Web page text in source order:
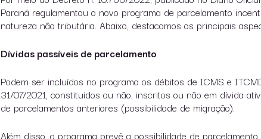
Paraná regulamentou o novo programa de parcelamento
natureza não tributária. Abaixo, destacamos os principais
Dívidas passíveis de parcelamento
Podem ser incluídos no programa os débitos de ICMS e
31/07/2021, constituídos ou não, inscritos ou não em dívida
de parcelamentos anteriores (possibilidade de migração).
Além disso, o programa prevê a possibilidade de